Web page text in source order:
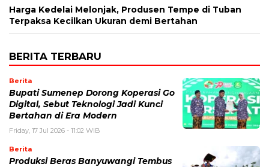
Harga Kedelai Melonjak, Produsen Tempe di Tuban
Terpaksa Kecilkan Ukuran demi Bertahan
BERITA TERBARU
Berita
Bupati Sumenep Dorong Koperasi Go
Digital, Sebut Teknologi Jadi Kunci
Bertahan di Era Modern
Friday, 17 Jul 2026 - 11:02 WIB
Berita
Produksi Beras Banyuwangi Tembus